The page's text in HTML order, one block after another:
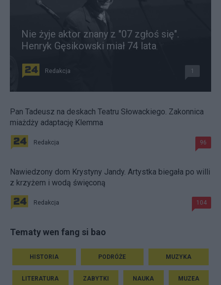
Nie żyje aktor znany z "07 zgłoś się".
Henryk Gęsikowski miał 74 lata
Redakcja 1
Pan Tadeusz na deskach Teatru Słowackiego. Zakonnica
miażdży adaptację Klemma
Redakcja 96
Nawiedzony dom Krystyny Jandy. Artystka biegała po willi
z krzyżem i wodą święconą
Redakcja 104
Tematy wen fang si bao
HISTORIA PODRÓŻE MUZYKA
LITERATURA ZABYTKI NAUKA MUZEA